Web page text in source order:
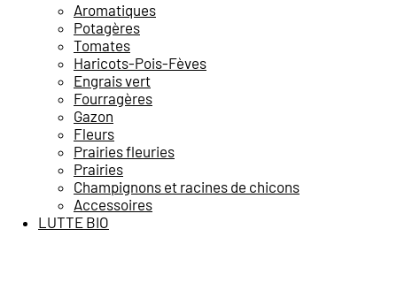
Aromatiques
Potagères
Tomates
Haricots-Pois-Fèves
Engrais vert
Fourragères
Gazon
Fleurs
Prairies fleuries
Prairies
Champignons et racines de chicons
Accessoires
LUTTE BIO